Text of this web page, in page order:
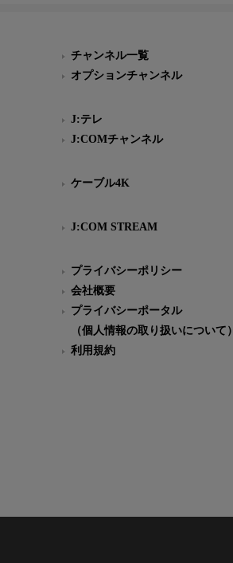
チャンネル一覧
オプションチャンネル
J:テレ
J:COMチャンネル
ケーブル4K
J:COM STREAM
プライバシーポリシー
会社概要
プライバシーポータル
（個人情報の取り扱いについて）
利用規約